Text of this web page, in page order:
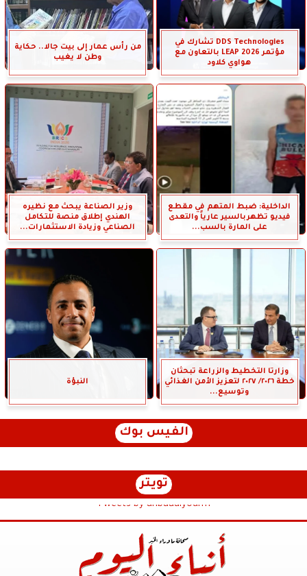
DDS Technologies تشارك في
مؤتمر LEAP 2026 بالتعاون مع
هواوي كلاود
من رأس عمار إلى بيت جالا.. حكاية
وطن لا يغيب
الداخلية: ضبط المتهم في مقطع
فيديو تظهربالسير عارياً والتعدى
على المارة بالسب...
وزير الصناعة يبحث مع نظيره
الهندي إطلاق منصة للتكامل
الصناعي وزيادة الاستثمارات...
وزارتا التخطيط والزراعة تبحثان
خطة ٢٠٢٦/ ٢٠٢٧ لتعزيز الأمن الغذائي
وتوسيع...
النبؤة
الفيس بوك
تويتر
Tweets by anbaaalyoum1